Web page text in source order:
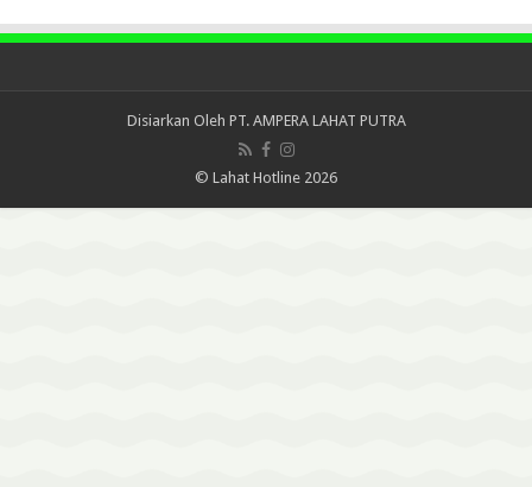
Disiarkan Oleh PT. AMPERA LAHAT PUTRA
© Lahat Hotline 2026